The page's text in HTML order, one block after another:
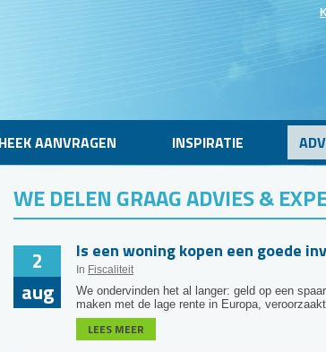
AANVRAGEN INSPIRATIE
WE DELEN GRAAG ADVIES &
2
aug
Is een woning kopen een goede
In Fiscaliteit
We ondervinden het al langer: geld op een
maken met de lage rente in Europa,
LEES MEER